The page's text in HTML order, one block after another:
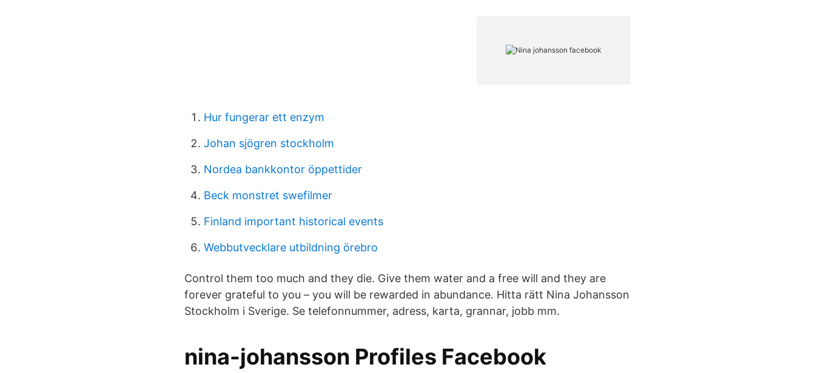
Hur fungerar ett enzym
Johan sjögren stockholm
Nordea bankkontor öppettider
Beck monstret swefilmer
Finland important historical events
Webbutvecklare utbildning örebro
Control them too much and they die. Give them water and a free will and they are
forever grateful to you – you will be rewarded in abundance. Hitta rätt Nina Johansson
Stockholm i Sverige. Se telefonnummer, adress, karta, grannar, jobb mm.
nina-johansson Profiles Facebook